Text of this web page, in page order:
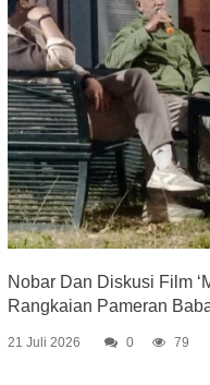
Nobar Dan Diskusi Film
Rangkaian Pameran
21 Juli 2026 0 79